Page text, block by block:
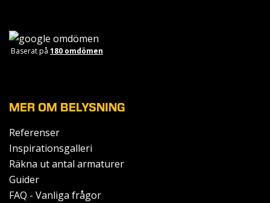
Baserat på 180 omdömen
MER OM BELYSNING
Referenser
Inspirationsgalleri
Räkna ut antal armaturer
Guider
FAQ - Vanliga frågor